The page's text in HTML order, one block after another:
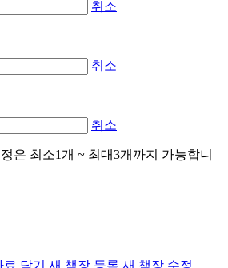
취소
취소
취소
은 최소1개 ~ 최대3개까지 가능합니
담기 새 책장 등록 새 책장 수정